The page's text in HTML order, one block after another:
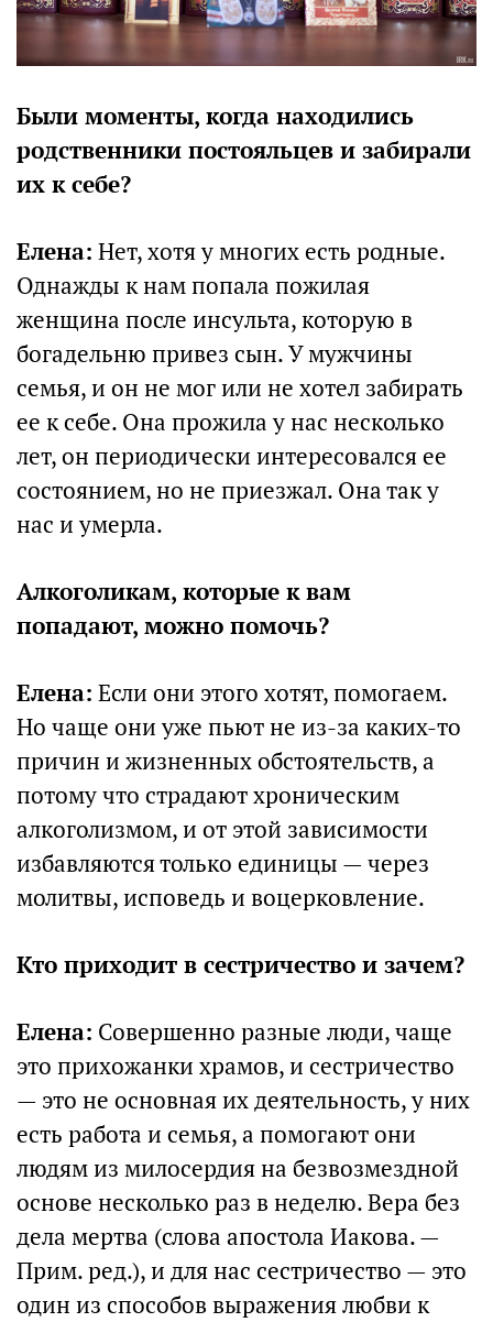
Были моменты, когда находились
родственники постояльцев и забирали
их к себе?
Елена: Нет, хотя у многих есть родные.
Однажды к нам попала пожилая
женщина после инсульта, которую в
богадельню привез сын. У мужчины
семья, и он не мог или не хотел забирать
ее к себе. Она прожила у нас несколько
лет, он периодически интересовался ее
состоянием, но не приезжал. Она так у
нас и умерла.
Алкоголикам, которые к вам
попадают, можно помочь?
Елена: Если они этого хотят, помогаем.
Но чаще они уже пьют не из-за каких-то
причин и жизненных обстоятельств, а
потому что страдают хроническим
алкоголизмом, и от этой зависимости
избавляются только единицы — через
молитвы, исповедь и воцерковление.
Кто приходит в сестричество и зачем?
Елена: Совершенно разные люди, чаще
это прихожанки храмов, и сестричество
— это не основная их деятельность, у них
есть работа и семья, а помогают они
людям из милосердия на безвозмездной
основе несколько раз в неделю. Вера без
дела мертва (слова апостола Иакова. —
Прим. ред.), и для нас сестричество — это
один из способов выражения любви к